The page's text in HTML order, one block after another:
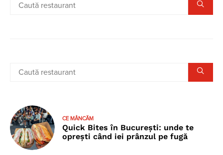
CE MÂNCĂM
Quick Bites în București: unde te
oprești când iei prânzul pe fugă